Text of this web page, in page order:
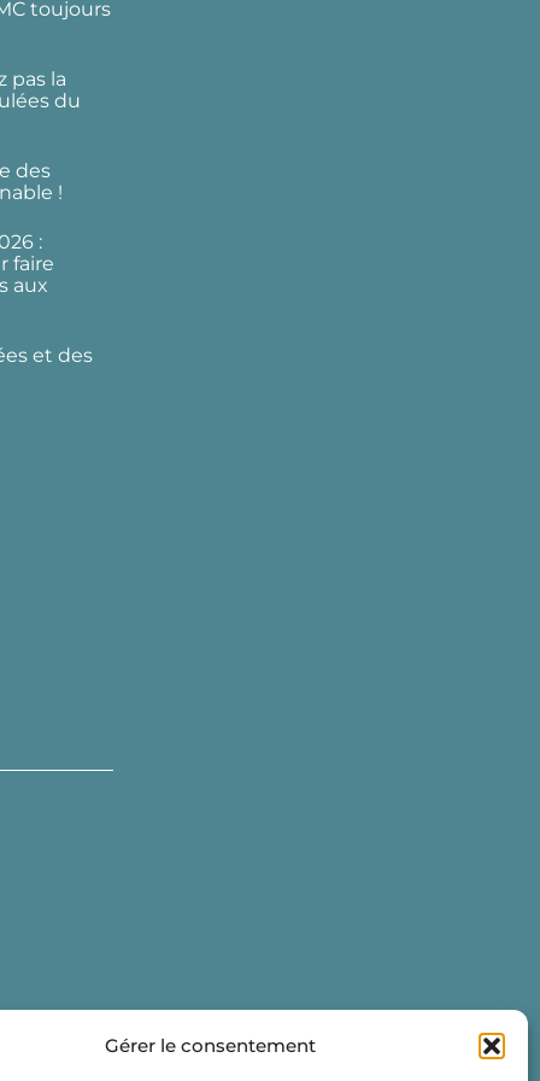
Gérer le consentement
toujours
pas la
du
des
!
:
faire
aux
et des